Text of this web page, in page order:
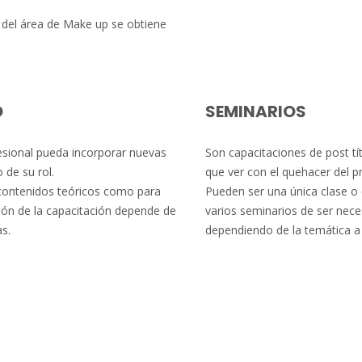
área de Make up se obtiene
pueda incorporar nuevas
de su rol.
teóricos como para
de la capacitación depende de
SEMINARIOS
Son capacitaciones de post
que ver con el quehacer del
Pueden ser una única clase
varios seminarios de ser
dependiendo de la temática